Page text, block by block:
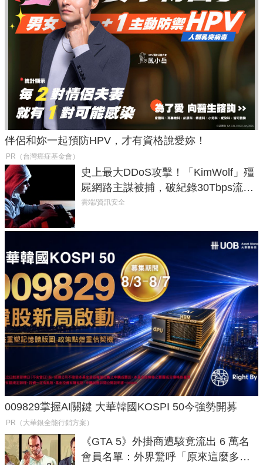
伴侶和妳一起預防HPV，才有資格說愛妳！
PR（台灣癌症基金會）
史上最大DDoS攻擊！「KimWolf」殭
屍網路主謀被捕，破紀錄30Tbps流量
癱瘓全球！
雲端/資訊安全
009829掌握AI關鍵 大華韓國KOSPI 50今強勢開募
PR（大華銀全能行銷方案）
《GTA 5》外掛商遭駭竟流出 6 萬名
會員名單：外界驚呼「原來這麼多人